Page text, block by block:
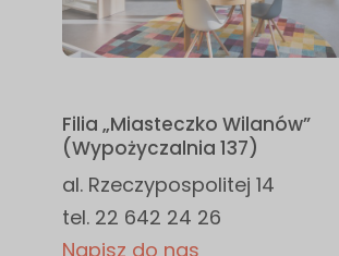
Filia „Miasteczko Wilanów”
(Wypożyczalnia 137)
al. Rzeczypospolitej 14
tel. 22 642 24 26
Napisz do nas